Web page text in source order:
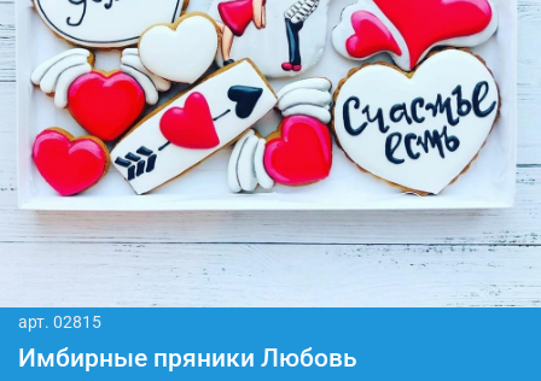
арт. 02815
Имбирные пряники Любовь